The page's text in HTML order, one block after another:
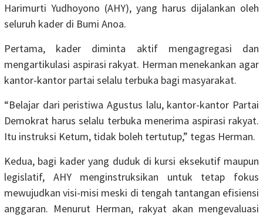
Harimurti Yudhoyono (AHY), yang harus dijalankan oleh
seluruh kader di Bumi Anoa.
Pertama, kader diminta aktif mengagregasi dan
mengartikulasi aspirasi rakyat. Herman menekankan agar
kantor-kantor partai selalu terbuka bagi masyarakat.
“Belajar dari peristiwa Agustus lalu, kantor-kantor Partai
Demokrat harus selalu terbuka menerima aspirasi rakyat.
Itu instruksi Ketum, tidak boleh tertutup,” tegas Herman.
Kedua, bagi kader yang duduk di kursi eksekutif maupun
legislatif, AHY menginstruksikan untuk tetap fokus
mewujudkan visi-misi meski di tengah tantangan efisiensi
anggaran. Menurut Herman, rakyat akan mengevaluasi